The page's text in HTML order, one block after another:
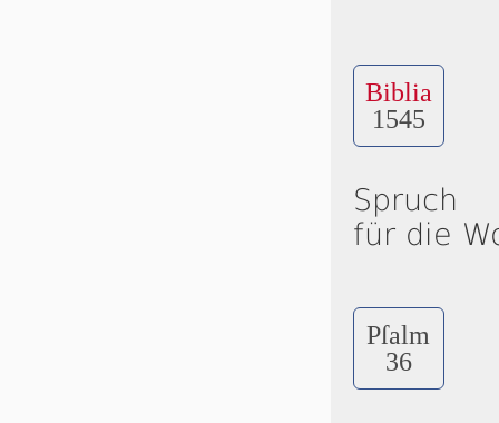
Biblia
1545
Spruch
für die
Pſalm
36